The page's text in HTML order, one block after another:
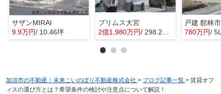
サザンMIRAI
9.9万円/ 10.46坪
プリムス大宮
2億1,980万円/ 298.29㎡
戸建 館林
780万円/
加須市の不動産｜未来こいのぼり不動産株式会社 > ブログ記事一覧 > 賃貸オフ
ィスの選び方とは？希望条件の検討や注意点について解説！